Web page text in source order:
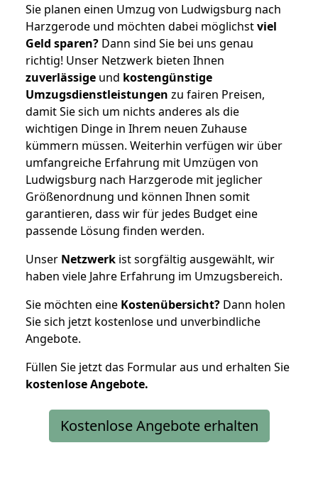
Sie planen einen Umzug von Ludwigsburg nach
Harzgerode und möchten dabei möglichstviel
Geld sparen? Dann sind Sie bei uns genau
richtig! Unser Netzwerk bieten Ihnen
zuverlässige und kostengünstige
Umzugsdienstleistungen zu fairen Preisen,
damit Sie sich um nichts anderes als die
wichtigen Dinge in Ihrem neuen Zuhause
kümmern müssen. Weiterhin verfügen wir über
umfangreiche Erfahrung mit Umzügen von
Ludwigsburg nach Harzgerode mit jeglicher
Größenordnung und können Ihnen somit
garantieren, dass wir für jedes Budget eine
passende Lösung finden werden.
Unser Netzwerk ist sorgfältig ausgewählt, wir
haben viele Jahre Erfahrung im Umzugsbereich.
Sie möchten eine Kostenübersicht? Dann holen
Sie sich jetzt kostenlose und unverbindliche
Angebote.
Füllen Sie jetzt das Formular aus und erhalten Sie
kostenloseAngebote.
Kostenlose Angebote erhalten